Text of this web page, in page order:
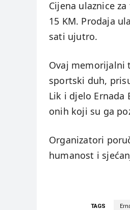
Cijena ulaznice
15 KM. Prodaja
sati ujutro.
Ovaj memorijalni
sportski duh,
Lik i djelo
onih koji su ga
Organizatori
humanost i
TAGS